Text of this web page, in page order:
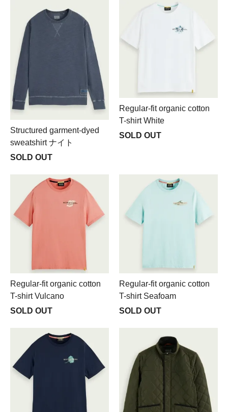
Structured garment-dyed
sweatshirt ナイト
SOLD OUT
Regular-fit organic cotton
T-shirt White
SOLD OUT
Regular-fit organic cotton
T-shirt Vulcano
SOLD OUT
Regular-fit organic cotton
T-shirt Seafoam
SOLD OUT